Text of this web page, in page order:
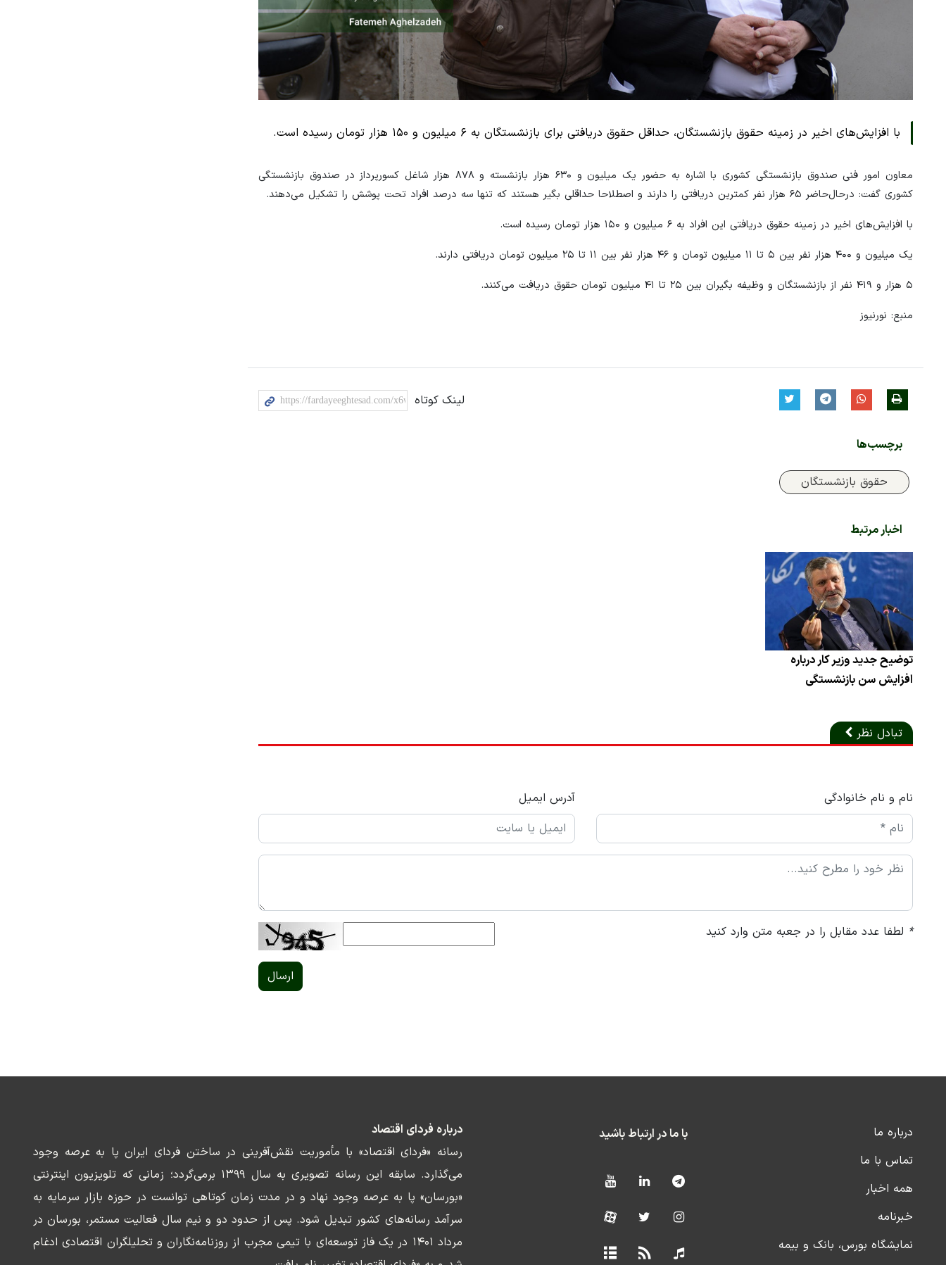
با افزایش‌های اخیر در زمینه حقوق بازنشستگان، حداقل حقوق دریافتی برای بازنشستگان به ۶ میلیون و ۱۵۰ هزار تومان رسیده است.
معاون امور فنی صندوق بازنشستگی کشوری با اشاره به حضور یک میلیون و ۶۳۰ هزار بازنشسته و ۸۷۸ هزار شاغل کسورپرداز در صندوق بازنشستگی
کشوری گفت: درحال‌حاضر ۶۵ هزار نفر کمترین دریافتی را دارند و اصطلاحا حداقلی بگیر هستند که تنها سه درصد افراد تحت پوشش را تشکیل می‌دهند.
با افزایش‌های اخیر در زمینه حقوق دریافتی این افراد به ۶ میلیون و ۱۵۰ هزار تومان رسیده است.
یک میلیون و ۴۰۰ هزار نفر بین ۵ تا ۱۱ میلیون تومان و ۴۶ هزار نفر بین ۱۱ تا ۲۵ میلیون تومان دریافتی دارند.
۵ هزار و ۴۱۹ نفر از بازنشستگان و وظیفه بگیران بین ۲۵ تا ۴۱ میلیون تومان حقوق دریافت می‌کنند.
منبع: نورنیوز
لینک کوتاه
برچسب‌ها
حقوق بازنشستگان
اخبار مرتبط
توضیح جدید وزیر کار درباره
افزایش سن بازنشستگی
تبادل نظر
نام و نام خانوادگی آدرس ایمیل
* لطفا عدد مقابل را در جعبه متن وارد کنید
ارسال
درباره ما
تماس با ما
همه اخبار
خبرنامه
نمایشگاه بورس، بانک و بیمه
با ما در ارتباط باشید
درباره فردای اقتصاد
رسانه «فردای اقتصاد» با مأموریت نقش‌آفرینی در ساختن فردای ایران پا به عرصه وجود
می‌گذارد. سابقه این رسانه تصویری به سال ۱۳۹۹ برمی‌گردد؛ زمانی که تلویزیون اینترنتی
«بورسان» پا به عرصه وجود نهاد و در مدت زمان کوتاهی توانست در حوزه بازار سرمایه به
سرآمد رسانه‌های کشور تبدیل شود. پس از حدود دو و نیم سال فعالیت مستمر، بورسان در
مرداد ۱۴۰۱ در یک فاز توسعه‌ای با تیمی مجرب از روزنامه‌نگاران و تحلیلگران اقتصادی ادغام